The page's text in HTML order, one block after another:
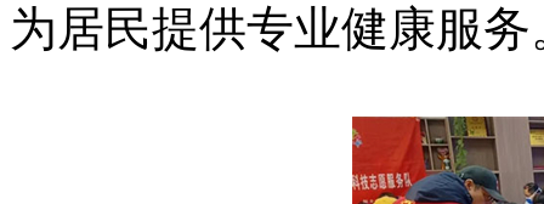
为居民提供专业健康服务